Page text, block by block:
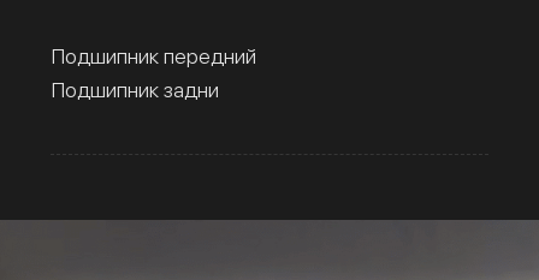
Подшипник передний
Подшипник задни